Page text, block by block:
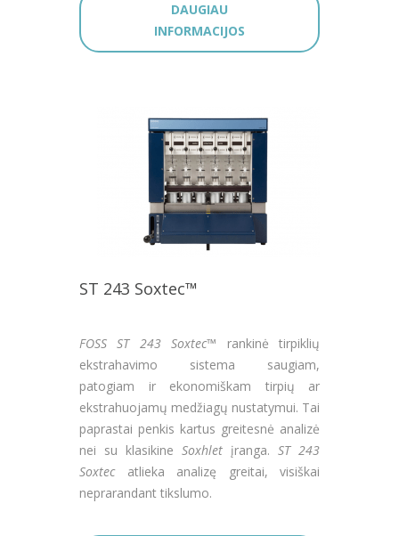
DAUGIAU
INFORMACIJOS
ST 243 Soxtec™
FOSS ST 243 Soxtec™ rankinė tirpiklių
ekstrahavimo sistema saugiam,
patogiam ir ekonomiškam tirpių ar
ekstrahuojamų medžiagų nustatymui. Tai
paprastai penkis kartus greitesnė analizė
nei su klasikine Soxhlet įranga. ST 243
Soxtecatlieka analizę greitai, visiškai
neprarandant tikslumo.